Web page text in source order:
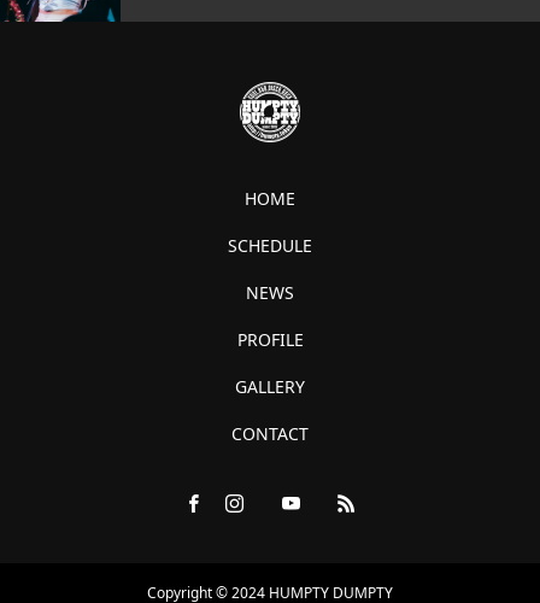
HOME
SCHEDULE
NEWS
PROFILE
GALLERY
CONTACT
Copyright © 2024 HUMPTY DUMPTY